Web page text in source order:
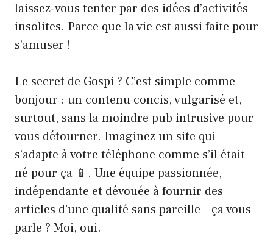
laissez-vous tenter par des idées d’activités
insolites. Parce que la vie est aussi faite pour
s’amuser !
Le secret de Gospi ? C’est simple comme
bonjour : un contenu concis, vulgarisé et,
surtout, sans la moindre pub intrusive pour
vous détourner. Imaginez un site qui
s’adapte à votre téléphone comme s’il était
né pour ça 📱. Une équipe passionnée,
indépendante et dévouée à fournir des
articles d’une qualité sans pareille – ça vous
parle ? Moi, oui.